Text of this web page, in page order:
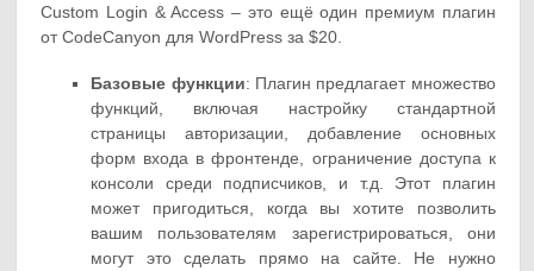
Custom Login & Access – это ещё один премиум плагин
от CodeCanyon для WordPress за $20.
Базовые функции: Плагин предлагает множество
функций, включая настройку стандартной
страницы авторизации, добавление основных
форм входа в фронтенде, ограничение доступа к
консоли среди подписчиков, и т.д. Этот плагин
может пригодиться, когда вы хотите позволить
вашим пользователям зарегистрироваться, они
могут это сделать прямо на сайте. Не нужно